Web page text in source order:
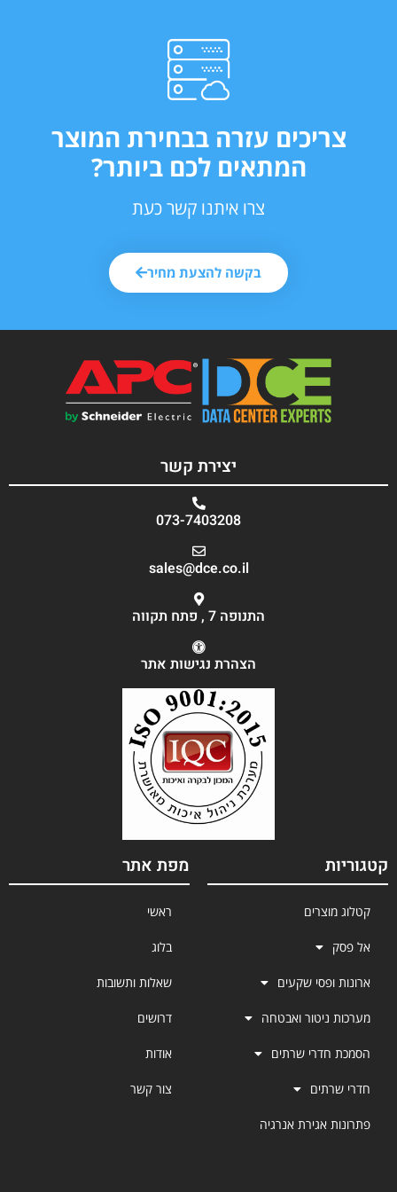
צריכים עזרה בבחירת המוצר
המתאים לכם ביותר?
צרו איתנו קשר כעת
בקשה להצעת מחיר
יצירת קשר
073-7403208
sales@dce.co.il
התנופה 7 , פתח תקווה
הצהרת נגישות אתר
קטגוריות
קטלוג מוצרים
אל פסק
ארונות ופסי שקעים
מערכות ניטור ואבטחה
הסמכת חדרי שרתים
חדרי שרתים
פתרונות אגירת אנרגיה
מפת אתר
ראשי
בלוג
שאלות ותשובות
דרושים
אודות
צור קשר